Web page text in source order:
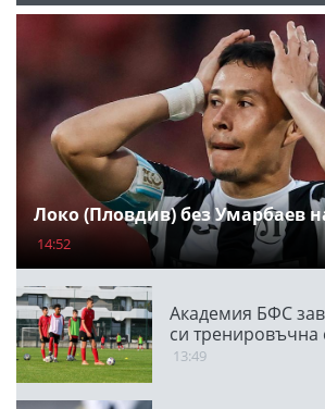
Локо (Пловдив) без Умарбаев
14:52
Академия БФС
си тренировъчна
13:49